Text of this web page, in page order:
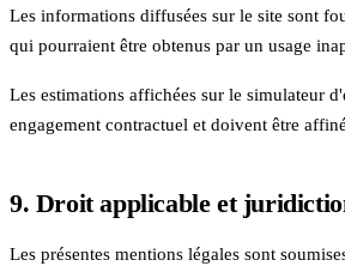
Les informations diffusées sur le site sont
qui pourraient être obtenus par un usage
Les estimations affichées sur le simulateur
engagement contractuel et doivent être
9. Droit applicable et
Les présentes mentions légales sont